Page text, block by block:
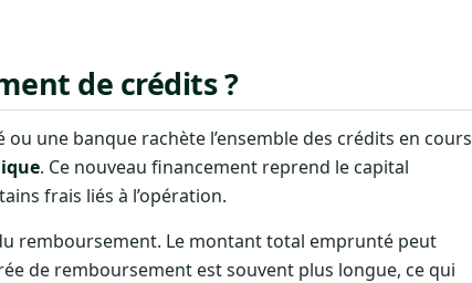
de crédits ?
une banque rachète l’ensemble des crédits en cours
. Ce nouveau financement reprend le capital
frais liés à l’opération.
remboursement. Le montant total emprunté peut
de remboursement est souvent plus longue, ce qui